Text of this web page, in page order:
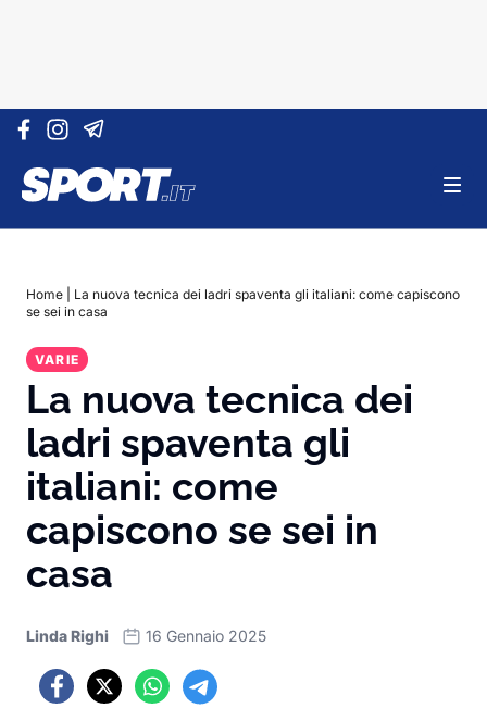
Vai al contenuto
Home
La nuova tecnica dei ladri spaventa gli italiani: come capiscono
se sei in casa
VARIE
La nuova tecnica dei
ladri spaventa gli
italiani: come
capiscono se sei in
casa
Linda Righi 16 Gennaio 2025